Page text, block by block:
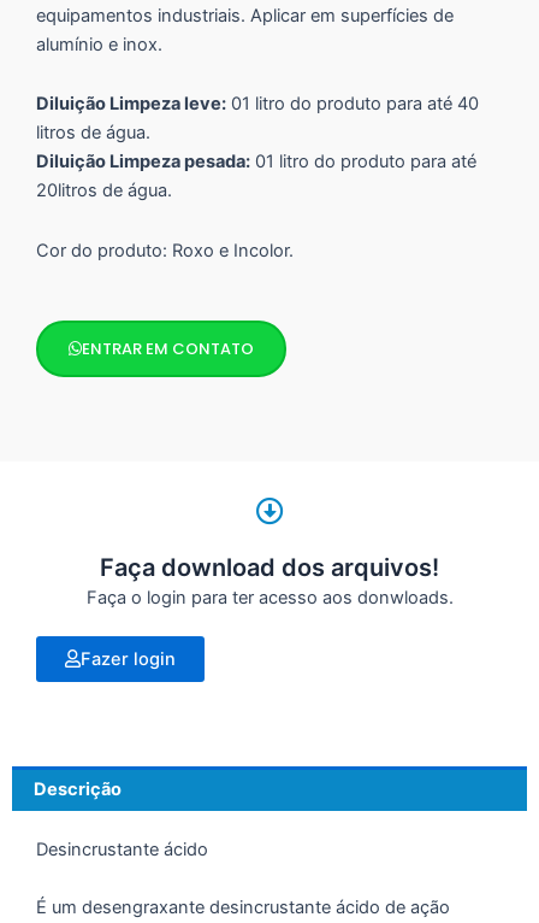
equipamentos industriais. Aplicar em superfícies de
alumínio e inox.
Diluição Limpeza leve: 01 litro do produto para até 40
litros de água.
Diluição Limpeza pesada: 01 litro do produto para até
20litros de água.
Cor do produto: Roxo e Incolor.
ENTRAR EM CONTATO
Faça download dos arquivos!
Faça o login para ter acesso aos donwloads.
Fazer login
Descrição
Desincrustante ácido
É um desengraxante desincrustante ácido de ação